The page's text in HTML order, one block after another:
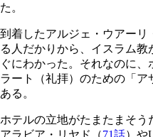
た。
到着したアルジェ・ウアーリ
る人だかりから、イスラム
ぐにわかった。それなのに
ラート（礼拝）のための「
ある。
ホテルの立地がたまたまそ
アラビア・リヤド（71話）や